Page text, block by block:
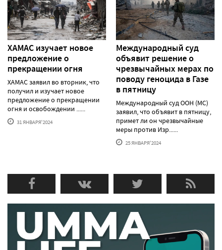
ХАМАС изучает новое
предложение о
прекращении огня
ХАМАС заявил во вторник, что
получил и изучает новое
предложение о прекращении
огня и освобождении ......
31 ЯНВАРЯ'2024
Международный суд
объявит решение о
чрезвычайных мерах по
поводу геноцида в Газе
в пятницу
Международный суд ООН (МС)
заявил, что объявит в пятницу,
примет ли он чрезвычайные
меры против Изр......
25 ЯНВАРЯ'2024